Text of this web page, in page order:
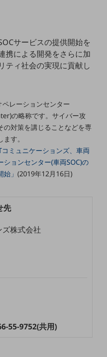
をご紹介します
サービスの提供開始を
携による開発をさらに加
ティ社会の実現に貢献し
レーションセンター
の略称です。サイバー攻
の対策を講じることなどを専
す。
コミュニケーションズ、車両
ョンセンター(車両SOC)の
始」(2019年12月16日)
先
ズ株式会社
55-9752(共用)